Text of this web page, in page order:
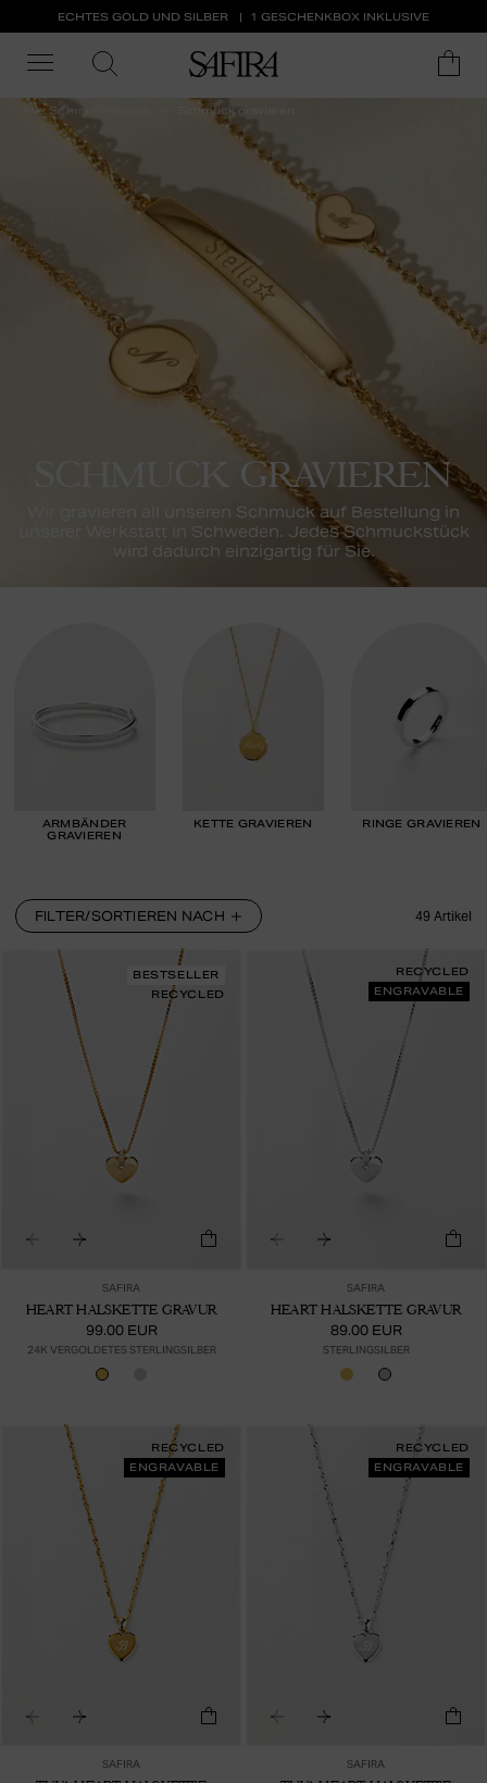
ECHTES GOLD UND SILBER 1 GESCHENKBOX INKLUSIVE
Alle Schmuckstücke Schmuck gravieren
SCHMUCK GRAVIEREN
Wir gravieren all unseren Schmuck auf Bestellung in
unserer Werkstatt in Schweden. Jedes Schmuckstück
wird dadurch einzigartig für Sie.
ARMBÄNDER
GRAVIEREN
KETTE GRAVIEREN RINGE GRAVIEREN
FILTER/SORTIEREN NACH 49 Artikel
BESTSELLER
RECYCLED
SAFIRA
HEART HALSKETTE GRAVUR
99.00 EUR
24K VERGOLDETES STERLINGSILBER
RECYCLED
ENGRAVABLE
SAFIRA
HEART HALSKETTE GRAVUR
89.00 EUR
STERLINGSILBER
RECYCLED
ENGRAVABLE
SAFIRA
RECYCLED
ENGRAVABLE
SAFIRA